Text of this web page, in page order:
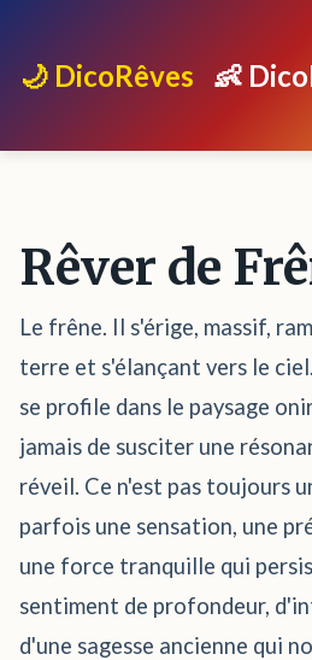
🌙 DicoRêves 👶
Rêver de
Le frêne. Il s'érige, massif,
terre et s'élançant vers le
se profile dans le paysage
jamais de susciter une
réveil. Ce n'est pas toujours
parfois une sensation, une
une force tranquille qui
sentiment de profondeur,
d'une sagesse ancienne qui